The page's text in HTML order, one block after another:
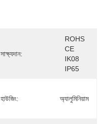
সাক্ষ্যদান:
ROHS
CE
IK08
IP65
হাউজিং: অ্যালুমিনিয়াম